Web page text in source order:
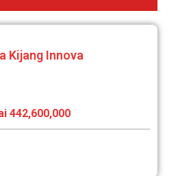
Kijang Innova
442,600,000